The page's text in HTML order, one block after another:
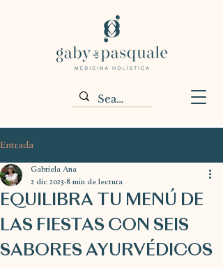
Entrada
EQUILIBRA TU MENÚ DE
LAS FIESTAS CON SEIS
SABORES AYURVÉDICOS
Gabriela Ana
2 dic 2023 8 min de lectura